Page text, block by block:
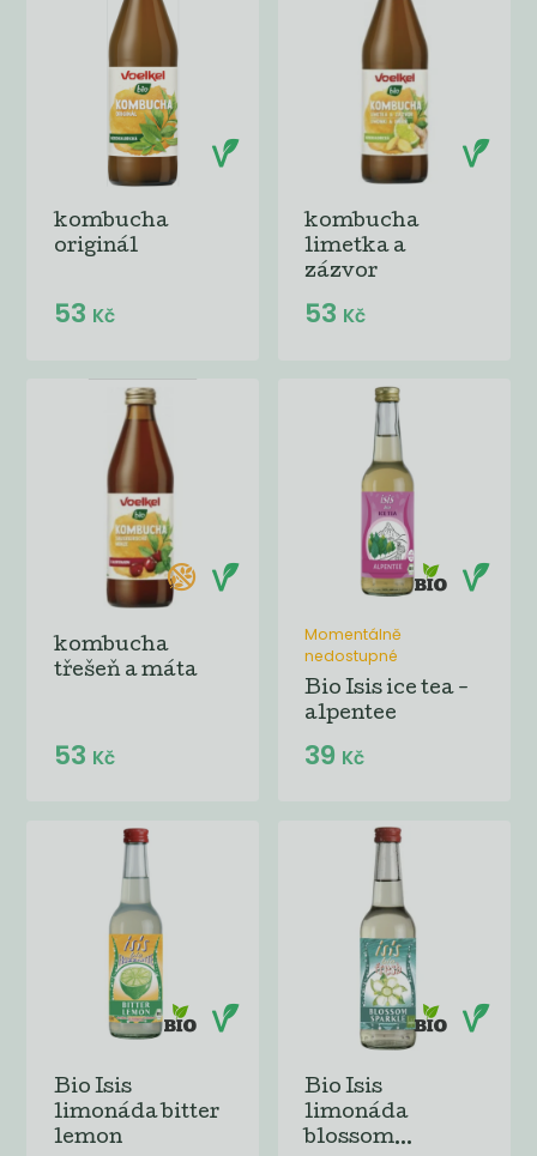
kombucha
originál
53 Kč
kombucha
limetka a
zázvor
53 Kč
kombucha
třešeň a máta
53 Kč
Momentálně
nedostupné
Bio Isis ice tea -
alpentee
39 Kč
Bio Isis
limonáda bitter
lemon
Bio Isis
limonáda
blossom...